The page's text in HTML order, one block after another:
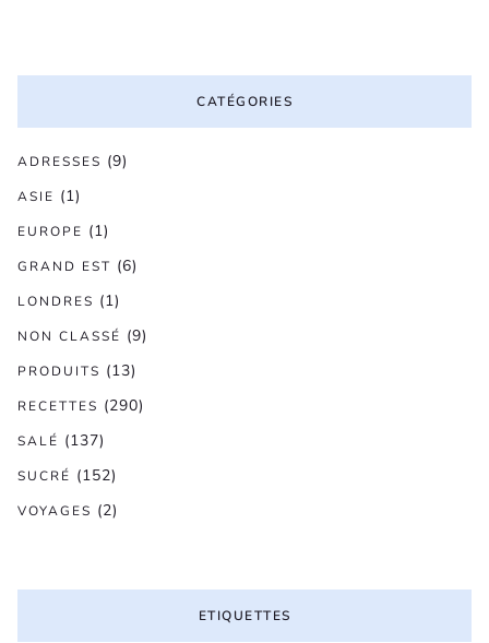
CATÉGORIES
ADRESSES (9)
ASIE (1)
EUROPE (1)
GRAND EST (6)
LONDRES (1)
NON CLASSÉ (9)
PRODUITS (13)
RECETTES (290)
SALÉ (137)
SUCRÉ (152)
VOYAGES (2)
ETIQUETTES